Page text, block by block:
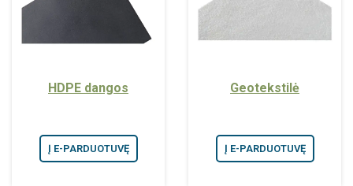
HDPE dangos
Į E-PARDUOTUVĘ
Geotekstilė
Į E-PARDUOTUVĘ